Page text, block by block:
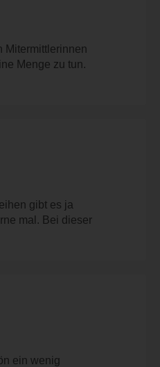
Mitermittlerinnen
Menge zu tun.
gibt es ja
mal. Bei dieser
ein wenig